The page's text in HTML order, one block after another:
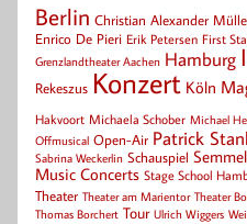
Berlin Christian Alexander
Enrico De Pieri Erik Petersen First
Grenzlandtheater Aachen Hamburg
Rekeszus Konzert Köln
Hakvoort Michaela Schober Michael
Offmusical Open-Air Patrick
Sabrina Weckerlin Schauspiel
Music Concerts Stage School
Theater Theater am Marientor Theater
Thomas Borchert Tour Ulrich Wiggers